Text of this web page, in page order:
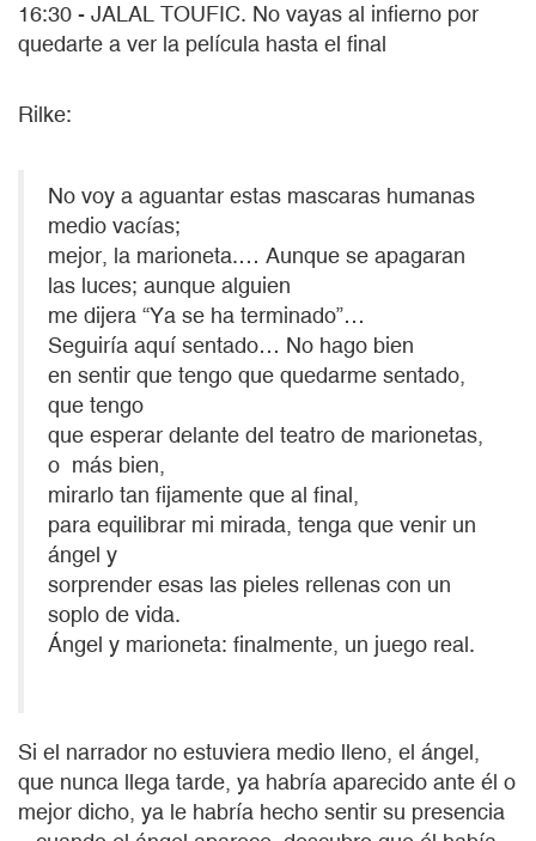
16:30 - JALAL TOUFIC. No vayas al infierno por
quedarte a ver la película hasta el final
Rilke:
No voy a aguantar estas mascaras humanas
medio vacías;
mejor, la marioneta.… Aunque se apagaran
las luces; aunque alguien
me dijera “Ya se ha terminado”…
Seguiría aquí sentado… No hago bien
en sentir que tengo que quedarme sentado,
que tengo
que esperar delante del teatro de marionetas,
o más bien,
mirarlo tan fijamente que al final,
para equilibrar mi mirada, tenga que venir un
ángel y
sorprender esas las pieles rellenas con un
soplo de vida.
Ángel y marioneta: finalmente, un juego real.
Si el narrador no estuviera medio lleno, el ángel,
que nunca llega tarde, ya habría aparecido ante él o
mejor dicho, ya le habría hecho sentir su presencia